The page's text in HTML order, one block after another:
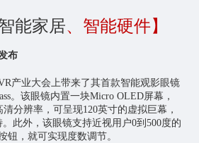
能家居、智能硬件】
布
产业大会上带来了其首款智能观影眼镜
。该眼镜内置一块Micro OLED屏幕，
分辨率，可呈现120英寸的虚拟巨幕，
。此外，该眼镜支持近视用户0到500度的
钮，就可实现度数调节。